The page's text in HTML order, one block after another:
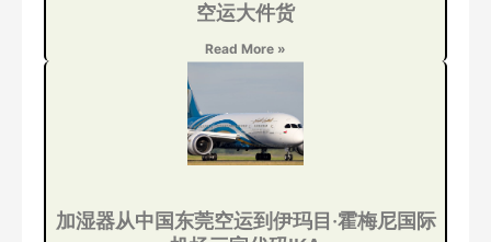
空运大件货
Read More »
加湿器从中国东莞空运到伊玛目·霍梅尼国际